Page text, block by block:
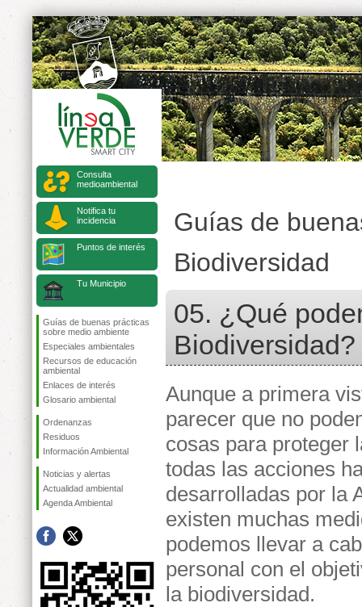
Consulta
medioambiental
Notifica tu
incidencia
Puntos de interés
Tu Municipio
Guías de buenas prácticas
sobre medio ambiente
Especiales ambientales
Recursos de educación
ambiental
Enlaces de interés
Glosario ambiental
Ordenanzas
Residuos
Información Ambiental
Noticias y alertas
Actualidad ambiental
Agenda Ambiental
Guías de
Biodiversidad
05. ¿Qué
Biodiversidad?
Aunque a primera
parecer que no
cosas para proteger
todas las acciones
desarrolladas por la
existen muchas
podemos llevar a
personal con el
la biodiversidad.